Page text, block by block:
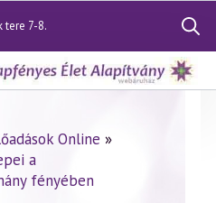
tere 7-8.
Search
for:
Online »
a
fényében